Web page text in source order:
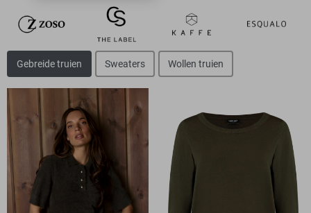
Gebreide truien Sweaters Wollen truien